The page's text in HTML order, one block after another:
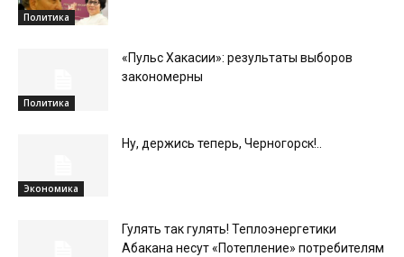
Политика
Политика
«Пульс Хакасии»: результаты выборов
закономерны
Экономика
Ну, держись теперь, Черногорск!..
Гулять так гулять! Теплоэнергетики
Абакана несут «Потепление» потребителям